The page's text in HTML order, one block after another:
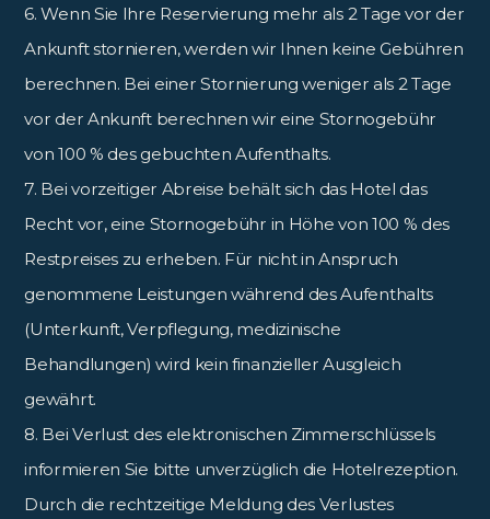
6. Wenn Sie Ihre Reservierung mehr als 2 Tage vor der
Ankunft stornieren, werden wir Ihnen keine Gebühren
berechnen. Bei einer Stornierung weniger als 2 Tage
vor der Ankunft berechnen wir eine Stornogebühr
von 100 % des gebuchten Aufenthalts.
7. Bei vorzeitiger Abreise behält sich das Hotel das
Recht vor, eine Stornogebühr in Höhe von 100 % des
Restpreises zu erheben. Für nicht in Anspruch
genommene Leistungen während des Aufenthalts
(Unterkunft, Verpflegung, medizinische
Behandlungen) wird kein finanzieller Ausgleich
gewährt.
8. Bei Verlust des elektronischen Zimmerschlüssels
informieren Sie bitte unverzüglich die Hotelrezeption.
Durch die rechtzeitige Meldung des Verlustes